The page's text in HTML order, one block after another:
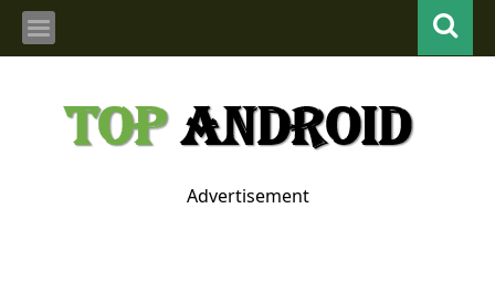
Advertisement